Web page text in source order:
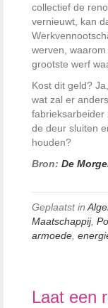
collectief de
vernieuwt, kan
werven,
grootste werf
Kost dit geld?
wat zal er
fabrieksarbeider
de deur sluiten
houden?
Bron: De
Geplaatst in
Maatschappij,
armoede,
Laat een